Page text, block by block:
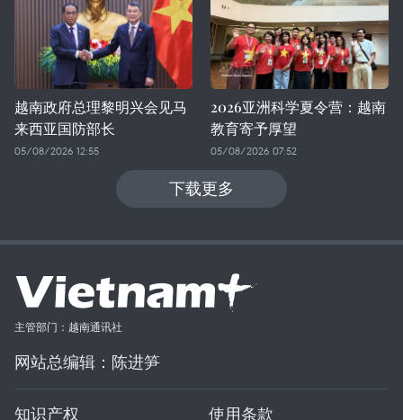
越南政府总理黎明兴会见马
来西亚国防部长
05/08/2026 12:55
2026亚洲科学夏令营：越南
教育寄予厚望
05/08/2026 07:52
下载更多
主管部门：越南通讯社
网站总编辑：陈进笋
知识产权 使用条款